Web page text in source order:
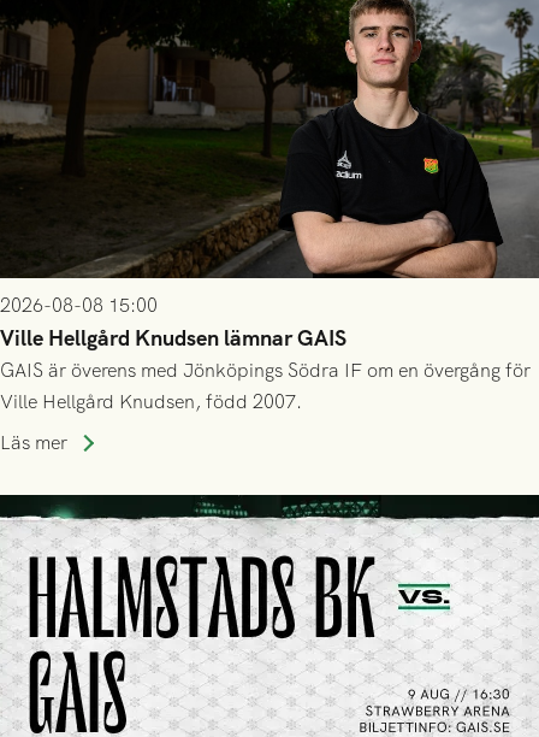
2026-08-08 15:00
Ville Hellgård Knudsen lämnar GAIS
GAIS är överens med Jönköpings Södra IF om en övergång för
Ville Hellgård Knudsen, född 2007.
Läs mer